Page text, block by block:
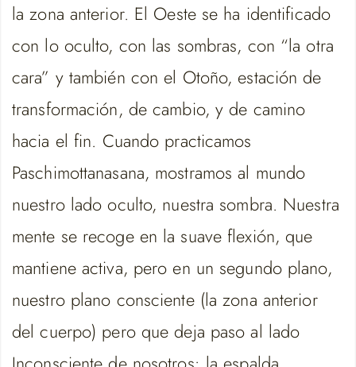
la zona anterior. El Oeste se ha identificado
con lo oculto, con las sombras, con “la otra
cara” y también con el Otoño, estación de
transformación, de cambio, y de camino
hacia el fin. Cuando practicamos
Paschimottanasana, mostramos al mundo
nuestro lado oculto, nuestra sombra. Nuestra
mente se recoge en la suave flexión, que
mantiene activa, pero en un segundo plano,
nuestro plano consciente (la zona anterior
del cuerpo) pero que deja paso al lado